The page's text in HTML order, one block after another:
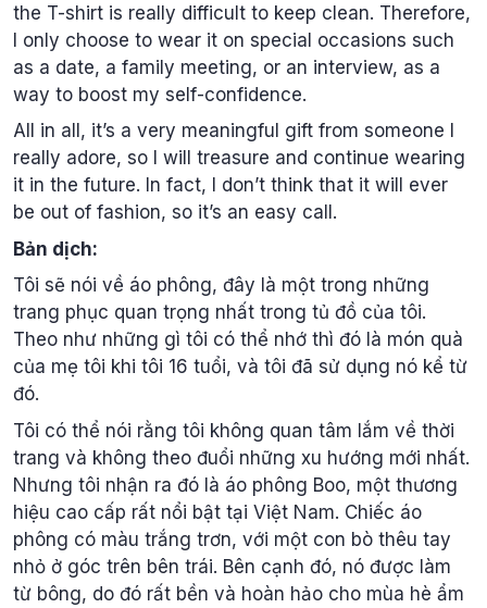
the T-shirt is really difficult to keep clean. Therefore,
I only choose to wear it on special occasions such
as a date, a family meeting, or an interview, as a
way to boost my self-confidence.
All in all, it’s a very meaningful gift from someone I
really adore, so I will treasure and continue wearing
it in the future. In fact, I don’t think that it will ever
be out of fashion, so it’s an easy call.
Bản dịch:
Tôi sẽ nói về áo phông, đây là một trong những
trang phục quan trọng nhất trong tủ đồ của tôi.
Theo như những gì tôi có thể nhớ thì đó là món quà
của mẹ tôi khi tôi 16 tuổi, và tôi đã sử dụng nó kể từ
đó.
Tôi có thể nói rằng tôi không quan tâm lắm về thời
trang và không theo đuổi những xu hướng mới nhất.
Nhưng tôi nhận ra đó là áo phông Boo, một thương
hiệu cao cấp rất nổi bật tại Việt Nam. Chiếc áo
phông có màu trắng trơn, với một con bò thêu tay
nhỏ ở góc trên bên trái. Bên cạnh đó, nó được làm
từ bông, do đó rất bền và hoàn hảo cho mùa hè ẩm